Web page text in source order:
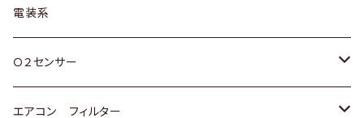
日野
三菱
スバル
マツダ
三菱
スバル
日産
ダイハツ
マツダ
スズキ
ダイハツ
三菱
トヨタ
ホンダ
スズキ
電装系
Ｏ２センサー
トヨタ
エアコン フィルター